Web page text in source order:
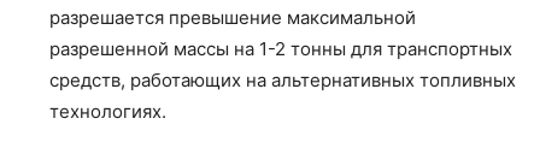
разрешается превышение максимальной
разрешенной массы на 1-2 тонны для транспортных
средств, работающих на альтернативных топливных
технологиях.